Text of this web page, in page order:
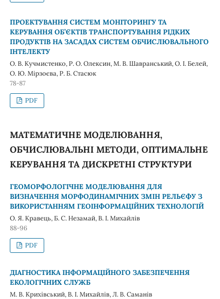
ПРОЕКТУВАННЯ СИСТЕМ МОНІТОРИНГУ ТА
КЕРУВАННЯ ОБ’ЄКТІВ ТРАНСПОРТУВАННЯ РІДКИХ
ПРОДУКТІВ НА ЗАСАДАХ СИСТЕМ ОБЧИСЛЮВАЛЬНОГО
ІНТЕЛЕКТУ
О. В. Кучмистенко, Р. О. Олексин, М. В. Шавранський, О. І. Белей,
О. Ю. Мірзоєва, Р. Б. Стасюк
78-87
PDF
МАТЕМАТИЧНЕ МОДЕЛЮВАННЯ,
ОБЧИСЛЮВАЛЬНІ МЕТОДИ, ОПТИМАЛЬНЕ
КЕРУВАННЯ ТА ДИСКРЕТНІ СТРУКТУРИ
ГЕОМОРФОЛОГІЧНЕ МОДЕЛЮВАННЯ ДЛЯ
ВИЗНАЧЕННЯ МОРФОДИНАМІЧНИХ ЗМІН РЕЛЬЄФУ З
ВИКОРИСТАННЯМ ГЕОІНФОРМАЦІЙНИХ ТЕХНОЛОГІЙ
О. Я. Кравець, Б. С. Незамай, В. І. Михайлів
88-96
PDF
ДІАГНОСТИКА ІНФОРМАЦІЙНОГО ЗАБЕЗПЕЧЕННЯ
ЕКОЛОГІЧНИХ СЛУЖБ
М. В. Крихівський, В. І. Михайлів, Л. В. Саманів